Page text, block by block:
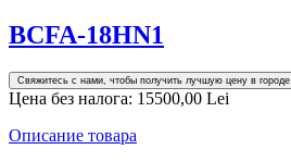
BCFA-18HN1
Свяжитесь с нами, чтобы получить лучшую цену в городе
Цена без налога: 15500,00 Lei
Описание товара